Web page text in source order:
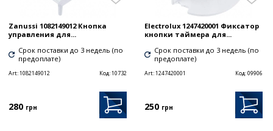
Zanussi 1082149012 Кнопка
управления для...
Срок поставки до 3 недель (по
предоплате)
Art:1082149012 Код:10732
280 грн
Electrolux 1247420001 Фиксатор
кнопки таймера для...
Срок поставки до 3 недель (по
предоплате)
Art:1247420001 Код:09906
250 грн